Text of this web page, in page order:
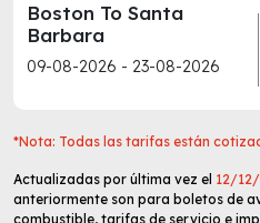
Boston To Santa
Barbara
09-08-2026 - 23-08-2026
*Nota: Todas las tarifas están
Actualizadas por última vez el 12/
anteriormente son para boletos de
combustible, tarifas de servicio e